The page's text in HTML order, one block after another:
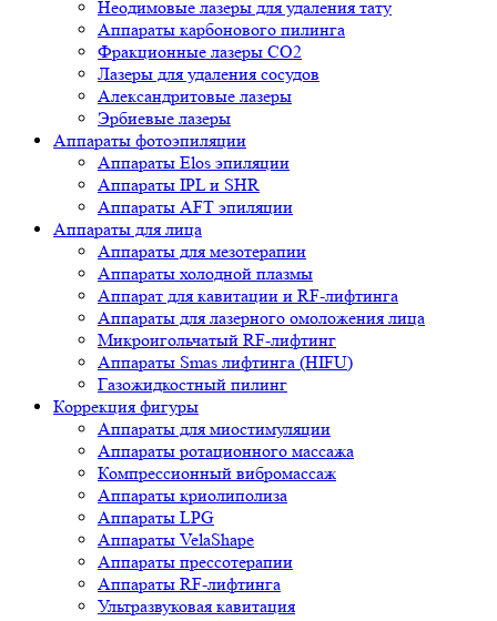
Неодимовые лазеры для удаления тату
Аппараты карбонового пилинга
Фракционные лазеры CO2
Лазеры для удаления сосудов
Александритовые лазеры
Эрбиевые лазеры
Аппараты фотоэпиляции
Аппараты Elos эпиляции
Аппараты IPL и SHR
Аппараты AFT эпиляции
Аппараты для лица
Аппараты для мезотерапии
Аппараты холодной плазмы
Аппарат для кавитации и RF-лифтинга
Аппараты для лазерного омоложения лица
Микроигольчатый RF-лифтинг
Аппараты Smas лифтинга (HIFU)
Газожидкостный пилинг
Коррекция фигуры
Аппараты для миостимуляции
Аппараты ротационного массажа
Компрессионный вибромассаж
Аппараты криолиполиза
Аппараты LPG
Аппараты VelaShape
Аппараты прессотерапии
Аппараты RF-лифтинга
Ультразвуковая кавитация